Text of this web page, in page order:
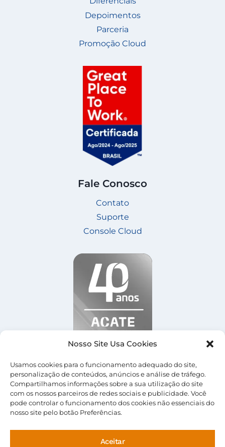
Nosso Site Usa Cookies
Usamos cookies para o funcionamento adequado do site,
personalização de conteúdos, anúncios e análise de tráfego.
Compartilhamos informações sobre a sua utilização do site
com os nossos parceiros de redes sociais e publicidade. Você
pode controlar o funcionamento dos cookies não essenciais do
nosso site pelo botão Preferências.
Aceitar
Depoimentos
Parceria
Promoção Cloud
Fale Conosco
Contato
Suporte
Console Cloud
© 2026 Central Server |Termos de Uso |Política
de Privacidade